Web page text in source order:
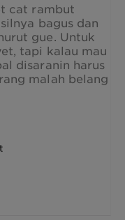
cat rambut
bagus dan
gue. Untuk
tapi kalau mau
disaranin harus
malah belang